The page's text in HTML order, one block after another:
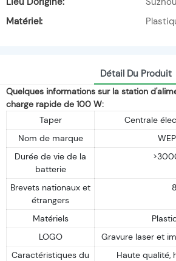
Matériel:
Détail Du Produit
Quelques informations sur la station
charge rapide de 100 W:
Taper
Centrale
Nom de marque
Durée de vie de la
batterie
Brevets nationaux et
étrangers
Matériels
LOGO
Gravure laser et
Caractéristiques du
Haute qualité,